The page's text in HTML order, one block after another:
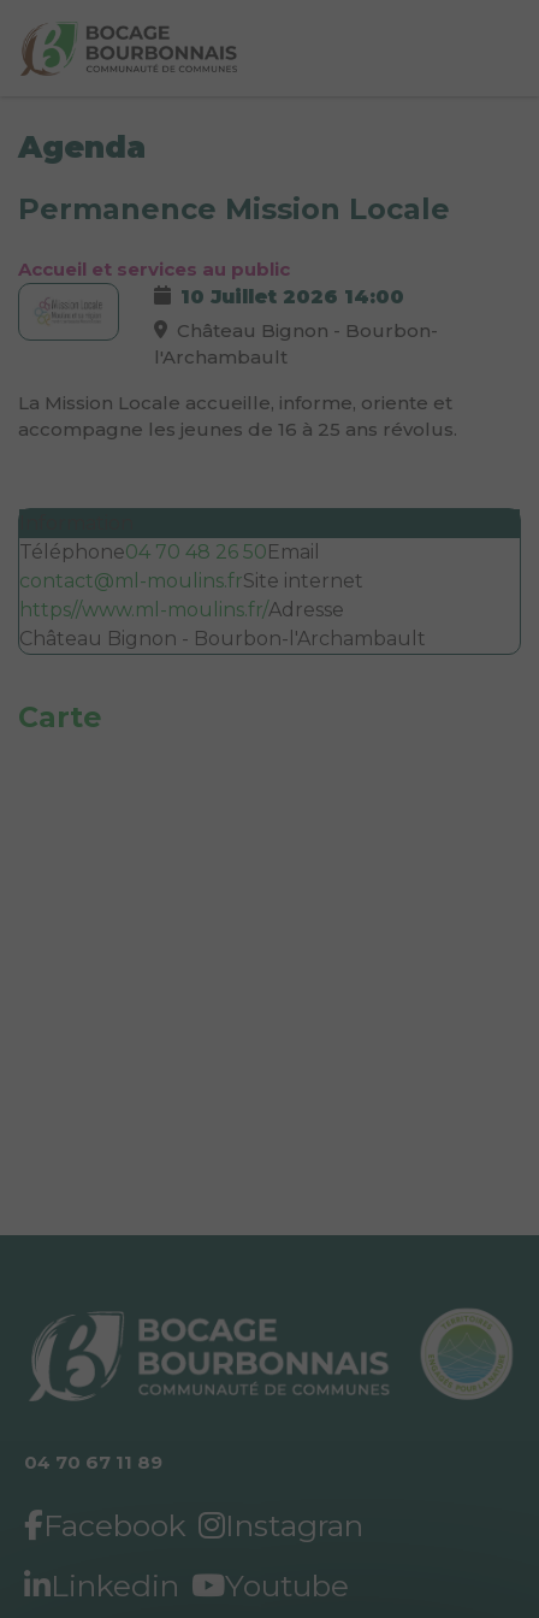
Agenda
Permanence Mission Locale
Accueil et services au public
10 Juillet 2026 14:00
Château Bignon - Bourbon-
l'Archambault
La Mission Locale accueille, informe, oriente et
accompagne les jeunes de 16 à 25 ans révolus.
Téléphone04 70 48 26 50Email
contact@ml-moulins.frSite internet
https//www.ml-moulins.fr/Adresse
Château Bignon - Bourbon-l'Archambault
Carte
04 70 67 11 89
Facebook
Instagran
Linkedin
Youtube